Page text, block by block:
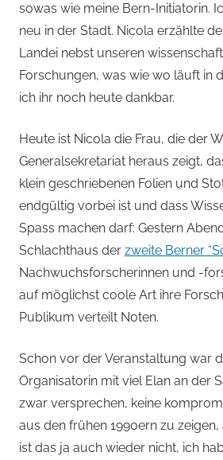
sowas wie meine Bern-Initiatorin.
neu in der Stadt. Nicola erzählte
Landei nebst unseren
Forschungen, was wie wo läuft in
ich ihr noch heute dankbar.
Heute ist Nicola die Frau, die der
Generalsekretariat heraus zeigt,
klein geschriebenen Folien und
endgültig vorbei ist und dass
Spass machen darf: Gestern
Schlachthaus der zweite Berner
Nachwuchsforscherinnen und -
auf möglichst coole Art ihre
Publikum verteilt Noten.
Schon vor der Veranstaltung war
Organisatorin mit viel Elan an der
zwar versprechen, keine
aus den frühen 1990ern zu
ist das ja auch wieder nicht, ich